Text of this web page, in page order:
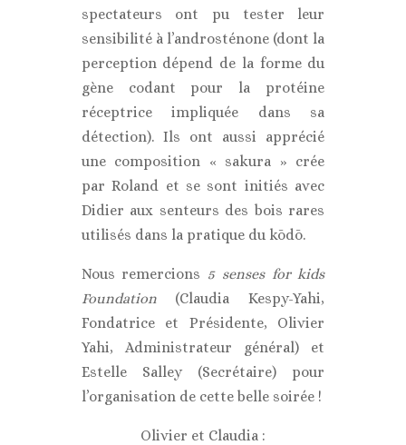
spectateurs ont pu tester leur
sensibilité à l’androsténone (dont la
perception dépend de la forme du
gène codant pour la protéine
réceptrice impliquée dans sa
détection). Ils ont aussi apprécié
une composition « sakura » crée
par Roland et se sont initiés avec
Didier aux senteurs des bois rares
utilisés dans la pratique du kōdō.
Nous remercions 5 senses for kids
Foundation(Claudia Kespy-Yahi,
Fondatrice et Présidente, Olivier
Yahi, Administrateur général) et
Estelle Salley (Secrétaire) pour
l’organisation de cette belle soirée !
Olivier et Claudia :